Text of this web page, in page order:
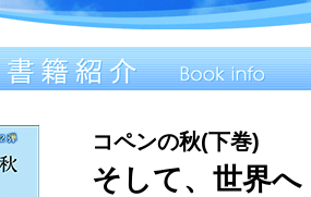
コペンの秋(下巻)
そして、世界へ